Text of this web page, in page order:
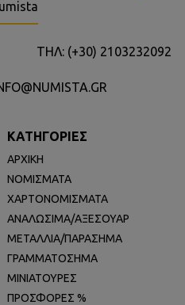
ΤΗΛ: (+30) 2103232092
ΚΑΤΗΓΟΡΙΕΣ
ΑΡΧΙΚΗ
ΝΟΜΙΣΜΑΤΑ
ΧΑΡΤΟΝΟΜΙΣΜΑΤΑ
ΑΝΑΛΩΣΙΜΑ/ΑΞΕΣΟΥΑΡ
ΜΕΤΑΛΛΙΑ/ΠΑΡΑΣΗΜΑ
ΓΡΑΜΜΑΤΟΣΗΜΑ
ΜΙΝΙΑΤΟΥΡΕΣ
ΠΡΟΣΦΟΡΕΣ %